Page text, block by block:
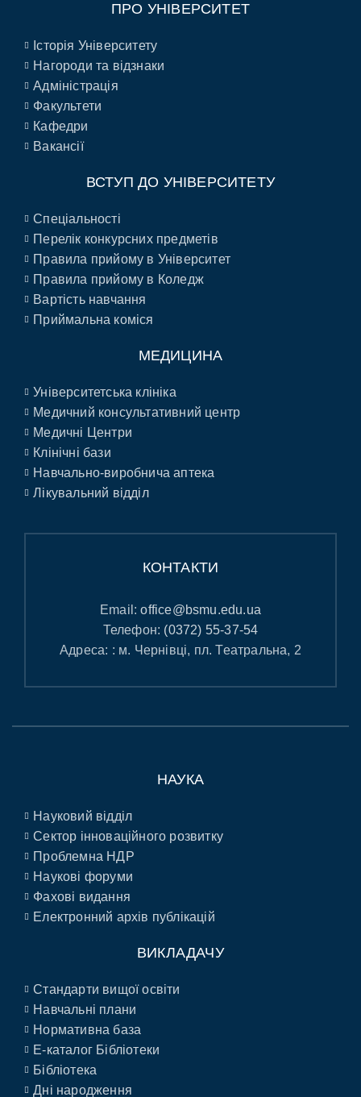
ПРО УНІВЕРСИТЕТ
Історія Університету
Нагороди та відзнаки
Адміністрація
Факультети
Кафедри
Вакансії
ВСТУП ДО УНІВЕРСИТЕТУ
Спеціальності
Перелік конкурсних предметів
Правила прийому в Університет
Правила прийому в Коледж
Вартість навчання
Приймальна коміся
МЕДИЦИНА
Університетська клініка
Медичний консультативний центр
Медичні Центри
Клінічні бази
Навчально-виробнича аптека
Лікувальний відділ
КОНТАКТИ
Email:office@bsmu.edu.ua
Телефон: (0372) 55-37-54
Адреса: : м. Чернівці, пл. Театральна, 2
НАУКА
Науковий відділ
Сектор інноваційного розвитку
Проблемна НДР
Наукові форуми
Фахові видання
Електронний архів публікацій
ВИКЛАДАЧУ
Стандарти вищої освіти
Навчальні плани
Нормативна база
E-каталог Бібліотеки
Бібліотека
Дні народження